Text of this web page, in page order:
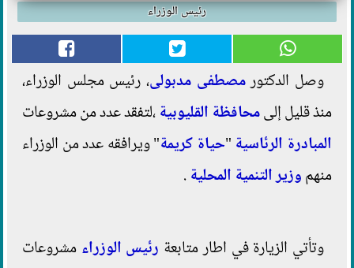
رئيس الوزراء
وصل الدكتورمصطفى مدبولى، رئيس مجلس الوزراء،
منذ قليل إلىمحافظة القليوبية،لتفقد عدد من مشروعات
المبادرة الرئاسية "حياة كريمة" ويرافقه عدد من الوزراء
منهموزير التنمية المحلية.
وتأتي الزيارة في اطار متابعة رئيس الوزراء مشروعات